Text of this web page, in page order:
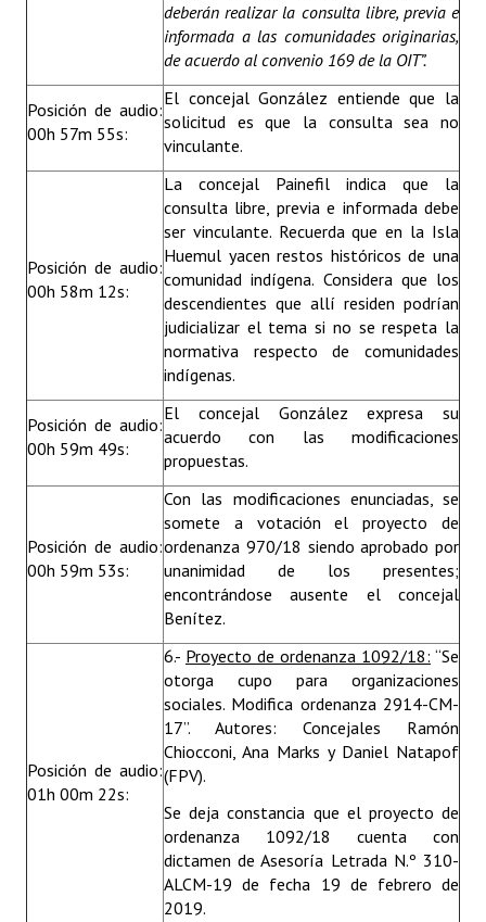
deberán realizar la consulta libre, previa e
informada a las comunidades originarias,
de acuerdo al convenio 169 de la OIT”.
Posición de audio:
00h 57m 55s:
El concejal González entiende que la
solicitud es que la consulta sea no
vinculante.
Posición de audio:
00h 58m 12s:
La concejal Painefil indica que la
consulta libre, previa e informada debe
ser vinculante. Recuerda que en la Isla
Huemul yacen restos históricos de una
comunidad indígena. Considera que los
descendientes que allí residen podrían
judicializar el tema si no se respeta la
normativa respecto de comunidades
indígenas.
Posición de audio:
00h 59m 49s:
El concejal González expresa su
acuerdo con las modificaciones
propuestas.
Posición de audio:
00h 59m 53s:
Con las modificaciones enunciadas, se
somete a votación el proyecto de
ordenanza 970/18 siendo aprobado por
unanimidad de los presentes;
encontrándose ausente el concejal
Benítez.
Posición de audio:
01h 00m 22s:
6.- Proyecto de ordenanza 1092/18: “Se
otorga cupo para organizaciones
sociales. Modifica ordenanza 2914-CM-
17”. Autores: Concejales Ramón
Chiocconi, Ana Marks y Daniel Natapof
(FPV).
Se deja constancia que el proyecto de
ordenanza 1092/18 cuenta con
dictamen de Asesoría Letrada N.º 310-
ALCM-19 de fecha 19 de febrero de
2019.